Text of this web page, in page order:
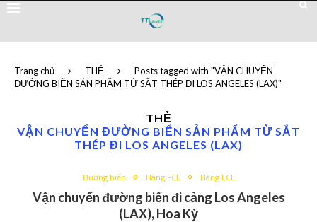
Trang chủ THẺ
Posts tagged with "VẬN CHUYỂN
ĐƯỜNG BIỂN SẢN PHẨM TỪ SẮT THÉP ĐI LOS ANGELES (LAX)"
THẺ
VẬN CHUYỂN ĐƯỜNG BIỂN SẢN PHẨM TỪ SẮT
THÉP ĐI LOS ANGELES (LAX)
Đường biển Hàng FCL Hàng LCL
Vận chuyển đường biển đi cảng Los Angeles
(LAX), Hoa Kỳ